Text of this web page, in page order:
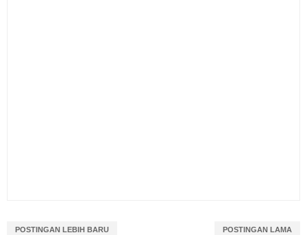
POSTINGAN LEBIH BARU POSTINGAN LAMA